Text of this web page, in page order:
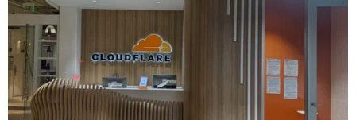
Ngày 30/9, tòa án thành phố Nakhodka của Nga
đã ra lệnh bắt giam thời hạn hai tháng đối với
10 thuyền viên Triều Tiên bị bắt trong tháng 9.
Trong hai phiên tòa, hai nhóm gồm 6 và 4
thuyền viên Triều Tiên đã bị cáo buộc tấn công